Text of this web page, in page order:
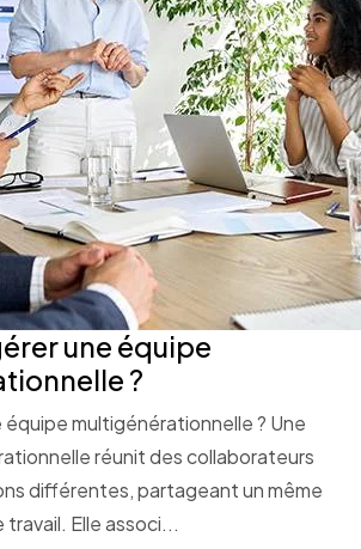
une équipe
?
équipe multigénérationnelle ? Une
réunit des collaborateurs
différentes, partageant un même
Elle associ...